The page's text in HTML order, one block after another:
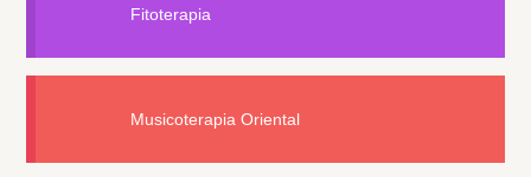
Fitoterapia
Musicoterapia Oriental